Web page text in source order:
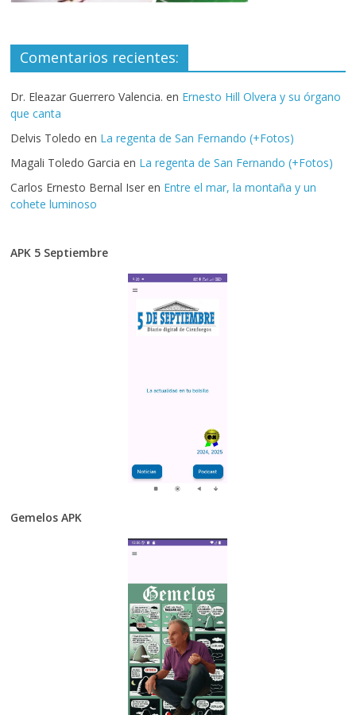
Comentarios recientes:
Dr. Eleazar Guerrero Valencia. en Ernesto Hill Olvera y su órgano
que canta
Delvis Toledo en La regenta de San Fernando (+Fotos)
Magali Toledo Garcia en La regenta de San Fernando (+Fotos)
Carlos Ernesto Bernal Iser en Entre el mar, la montaña y un
cohete luminoso
APK 5 Septiembre
Gemelos APK